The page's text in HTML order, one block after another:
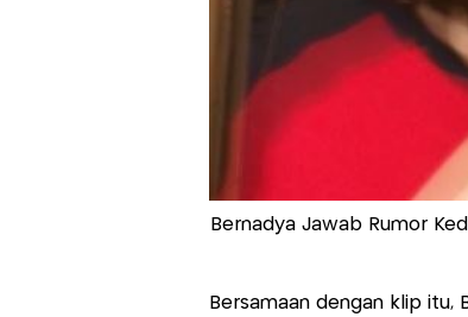
Bernadya Jawab Rumor
Bersamaan dengan klip